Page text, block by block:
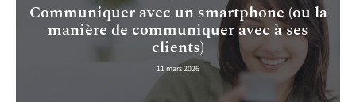
Communiquer avec un smartphone (ou la
manière de communiquer avec à ses
clients)
11 mars 2026